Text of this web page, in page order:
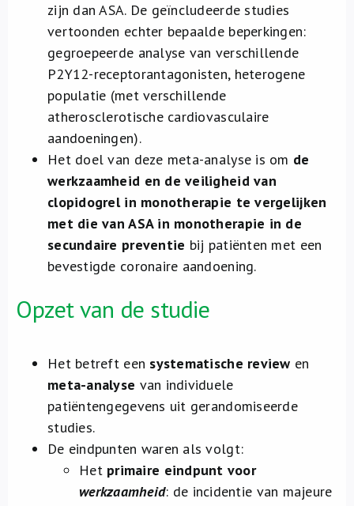
zijn dan ASA. De geïncludeerde studies
vertoonden echter bepaalde beperkingen:
gegroepeerde analyse van verschillende
P2Y12-receptorantagonisten, heterogene
populatie (met verschillende
atherosclerotische cardiovasculaire
aandoeningen).
Het doel van deze meta-analyse is om de
werkzaamheid en de veiligheid van
clopidogrel in monotherapie te vergelijken
met die van ASA in monotherapie in de
secundaire preventie bij patiënten met een
bevestigde coronaire aandoening.
Opzet van de studie
Het betreft een systematische review en
meta-analyse van individuele
patiëntengegevens uit gerandomiseerde
studies.
De eindpunten waren als volgt:
Het primaire eindpunt voor
werkzaamheid: de incidentie van majeure